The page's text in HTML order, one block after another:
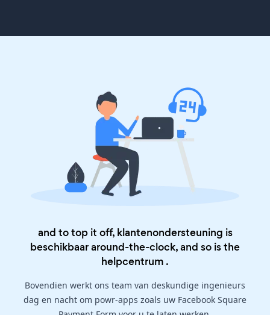
and to top it off, klantenondersteuning is
beschikbaar around-the-clock, and so is the
helpcentrum .
Bovendien werkt ons team van deskundige ingenieurs
dag en nacht om powr-apps zoals uw Facebook Square